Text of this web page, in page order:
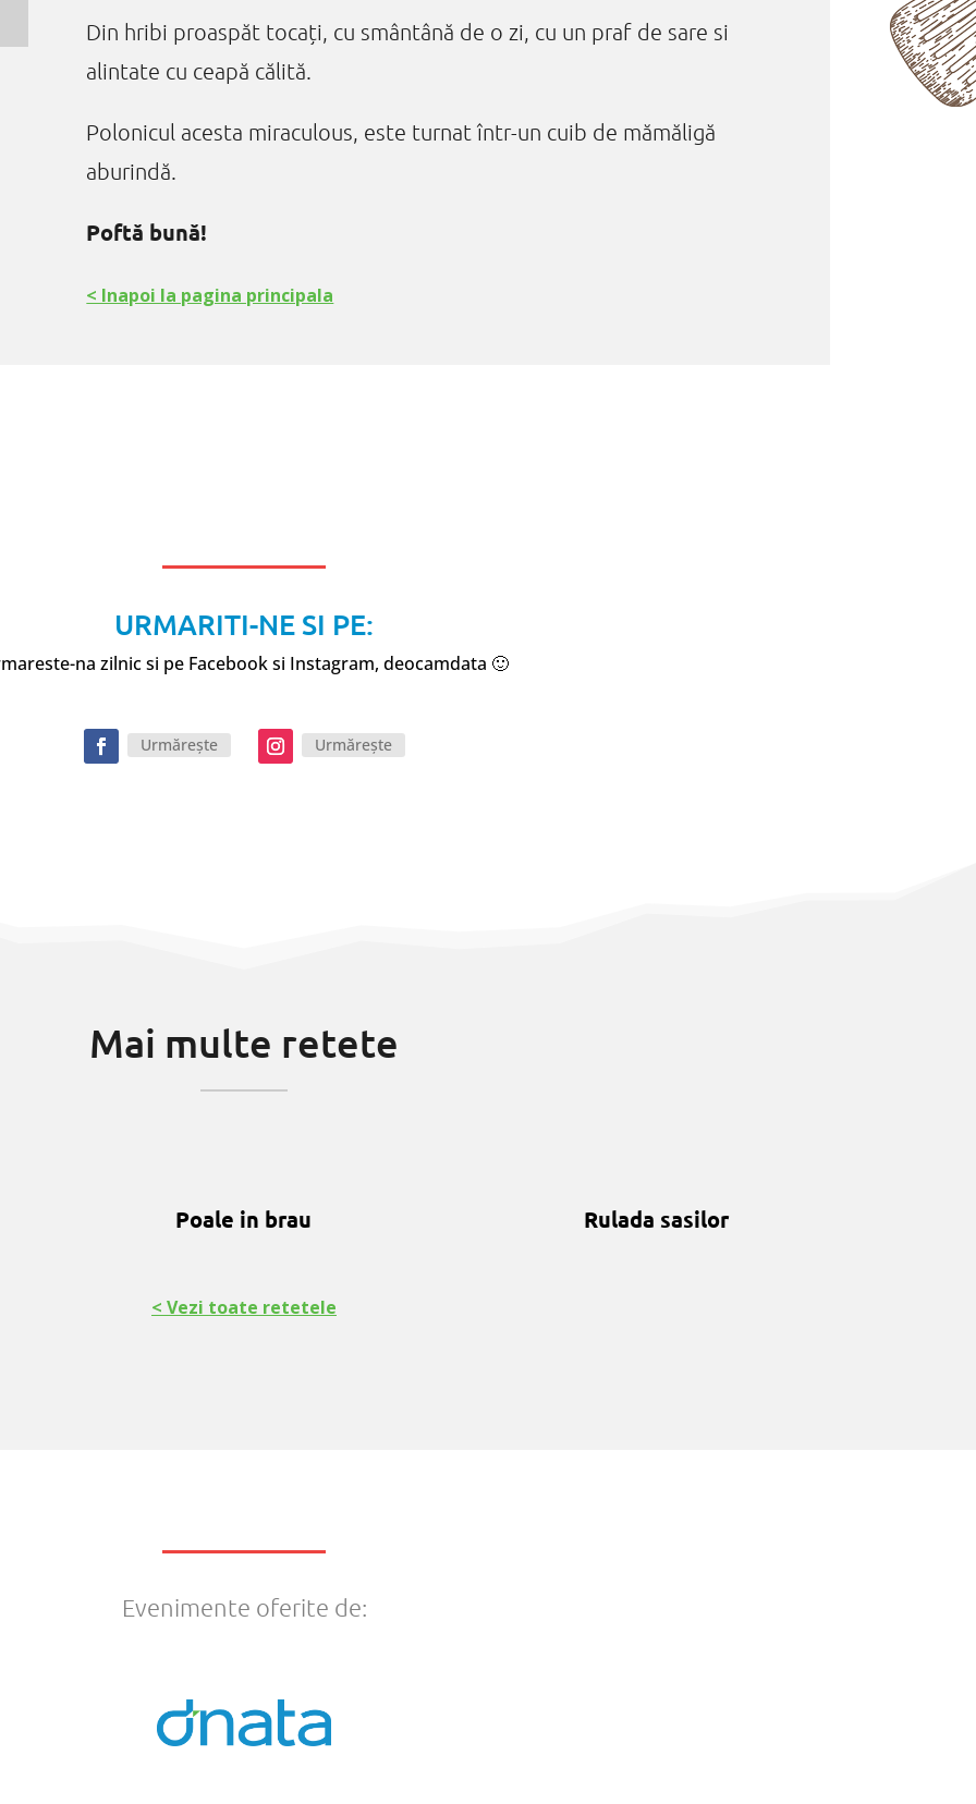
Din hribi proaspăt tocați, cu smântână de o zi, cu un praf de sare si
alintate cu ceapă călită.
Polonicul acesta miraculous, este turnat într-un cuib de mămăligă
aburindă.
Poftă bună!
< Inapoi la pagina principala
URMARITI-NE SI PE:
na zilnic si pe Facebook si Instagram, deocamdata 🙂
Urmărește Urmărește
Mai multe retete
Poale in brau Rulada sasilor
< Vezi toate retetele
Evenimente oferite de: